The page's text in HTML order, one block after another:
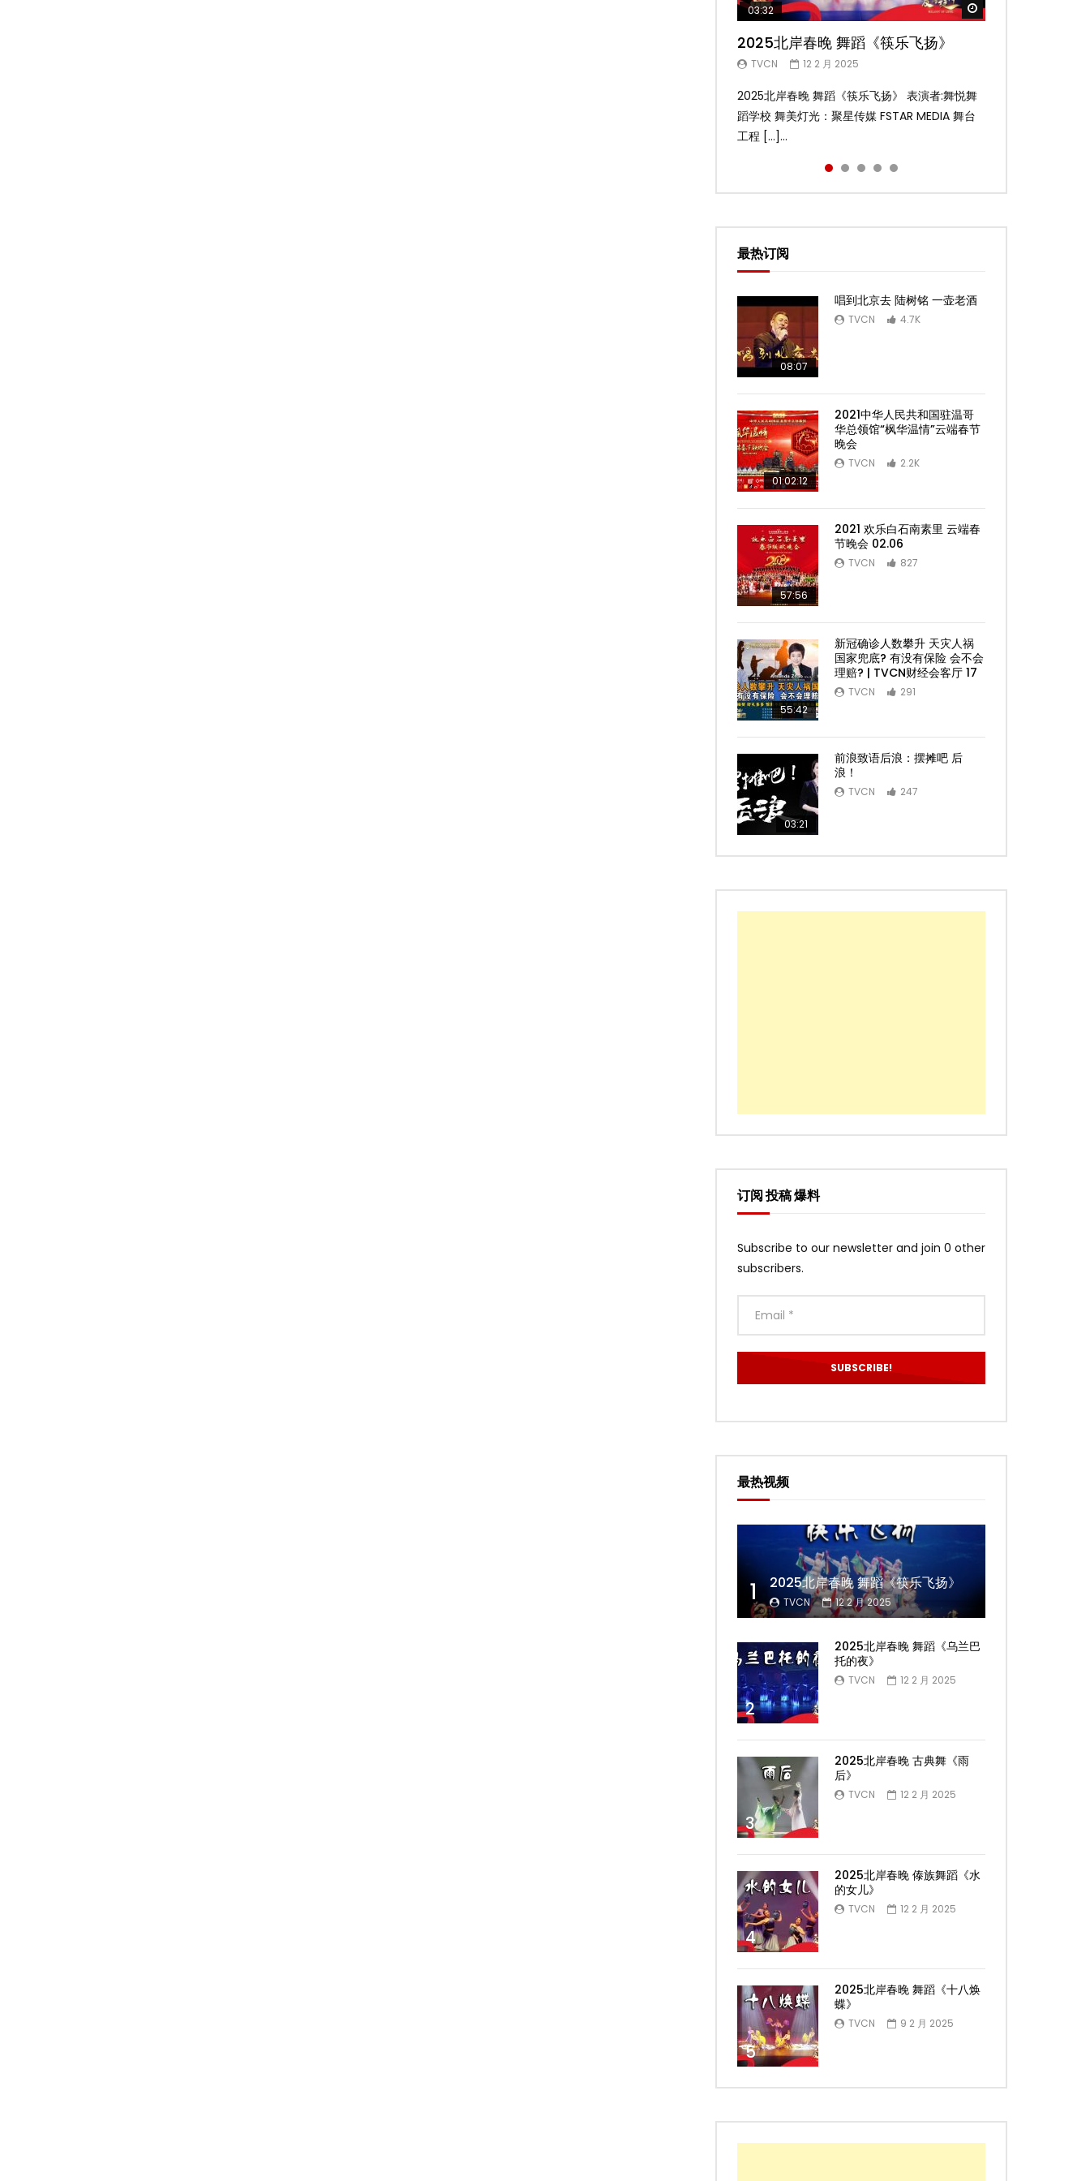
Watch Later
03:32
2025北岸春晚 舞蹈《筷乐飞扬》
TVCN 12 2 月 2025
2025北岸春晚 舞蹈《筷乐飞扬》 表演者:舞悦舞
蹈学校 舞美灯光：聚星传媒 FSTAR MEDIA 舞台
工程 […]...
Watch Later
02:58
2025北岸春晚 舞蹈《乌兰巴托的夜》
TVCN 12 2 月 2025
2025北岸春晚 舞蹈《乌兰巴托的夜》 表演者:飞
扬舞蹈团 舞美灯光：聚星传媒 FSTAR MEDIA 舞
台工 […]...
Watch Later
04:19
2025北岸春晚 古典舞《雨后》
TVCN 12 2 月 2025
2025北岸春晚 古典舞《雨后》 表演者:洪杰舞蹈
学院 舞美灯光：聚星传媒 FSTAR MEDIA 舞台工
程： […]...
Watch Later
05:13
2025北岸春晚 傣族舞蹈《水的女儿》
TVCN 12 2 月 2025
2025北岸春晚 傣族舞蹈《水的女儿》 表演者:洪
杰舞蹈学院 舞美灯光：聚星传媒 FSTAR MEDIA
舞台 […]...
Watch Later
03:45
2025北岸春晚 舞蹈《十八焕蝶》
TVCN 9 2 月 2025
2025北岸春晚 舞蹈《十八焕蝶》 表演者:舞悦舞
蹈学校 舞美灯光：聚星传媒 FSTAR MEDIA 舞台
工程 […]...
最热订阅
08:07
唱到北京去 陆树铭 一壶老酒
TVCN 4.7K
01:02:12
2021中华人民共和国驻温哥
华总领馆“枫华温情”云端春节
晚会
TVCN 2.2K
57:56
2021 欢乐白石南素里 云端春
节晚会 02.06
TVCN 827
55:42
新冠确诊人数攀升 天灾人祸
国家兜底? 有没有保险 会不会
理赔? | TVCN财经会客厅 17
TVCN 291
03:21
前浪致语后浪：摆摊吧 后
浪！
TVCN 247
订阅 投稿 爆料
Subscribe to our newsletter and join 0 other
subscribers.
最热视频
1 2025北岸春晚 舞蹈《筷乐飞扬》
TVCN 12 2 月 2025
2
2025北岸春晚 舞蹈《乌兰巴
托的夜》
TVCN 12 2 月 2025
3
2025北岸春晚 古典舞《雨
后》
TVCN 12 2 月 2025
4
2025北岸春晚 傣族舞蹈《水
的女儿》
TVCN 12 2 月 2025
5
2025北岸春晚 舞蹈《十八焕
蝶》
TVCN 9 2 月 2025